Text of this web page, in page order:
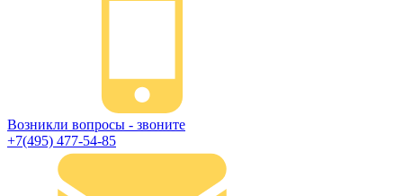
Возникли вопросы - звоните
+7(495) 477-54-85